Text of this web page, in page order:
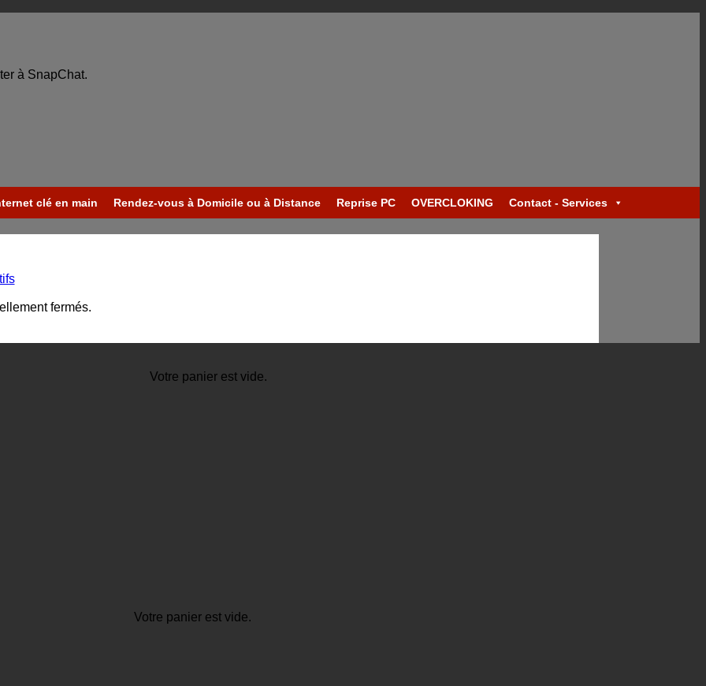
à SnapChat.
Votre panier est vide.
Votre panier est vide.
clé en main Rendez-vous à Domicile ou à Distance Reprise PC OVERCLOKING Contact - Services
fermés.